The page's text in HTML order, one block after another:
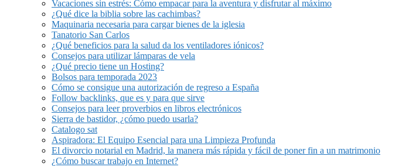
Vacaciones sin estrés: Cómo empacar para la aventura y disfrutar al máximo
¿Qué dice la biblia sobre las cachimbas?
Maquinaria necesaria para cargar bienes de la iglesia
Tanatorio San Carlos
¿Qué beneficios para la salud da los ventiladores iónicos?
Consejos para utilizar lámparas de vela
¿Qué precio tiene un Hosting?
Bolsos para temporada 2023
Cómo se consigue una autorización de regreso a España
Follow backlinks, que es y para que sirve
Consejos para leer proverbios en libros electrónicos
Sierra de bastidor, ¿cómo puedo usarla?
Catalogo sat
Aspiradora: El Equipo Esencial para una Limpieza Profunda
El divorcio notarial en Madrid, la manera más rápida y fácil de poner fin a un matrimonio
¿Cómo buscar trabajo en Internet?